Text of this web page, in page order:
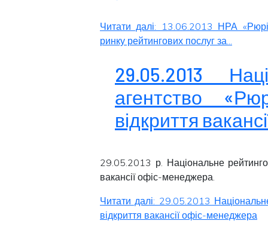
Читати далі: 13.06.2013 НРА
ринку рейтингових послуг за...
29.05.2013
агентство
відкриття
29.05.2013 р. Національне
вакансії офіс-менеджера.
Читати далі: 29.05.2013
відкриття вакансії офіс-менеджера